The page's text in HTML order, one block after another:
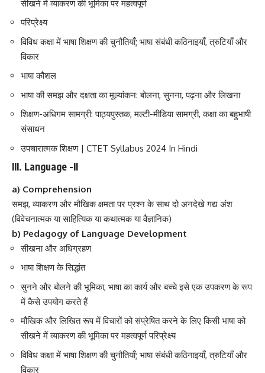
सीखने में व्याकरण की भूमिका पर महत्वपूर्ण
परिप्रेक्ष्य
विविध कक्षा में भाषा शिक्षण की चुनौतियाँ; भाषा संबंधी कठिनाइयाँ, त्रुटियाँ और
विकार
भाषा कौशल
भाषा की समझ और दक्षता का मूल्यांकन: बोलना, सुनना, पढ़ना और लिखना
शिक्षण-अधिगम सामग्री: पाठ्यपुस्तक, मल्टी-मीडिया सामग्री, कक्षा का बहुभाषी
संसाधन
उपचारात्मक शिक्षण | CTET Syllabus 2024 In Hindi
III. Language -II
a) Comprehension
समझ, व्याकरण और मौखिक क्षमता पर प्रश्न के साथ दो अनदेखे गद्य अंश
(विवेचनात्मक या साहित्यिक या कथात्मक या वैज्ञानिक)
b) Pedagogy of Language Development
सीखना और अधिग्रहण
भाषा शिक्षण के सिद्धांत
सुनने और बोलने की भूमिका, भाषा का कार्य और बच्चे इसे एक उपकरण के रूप
में कैसे उपयोग करते हैं
मौखिक और लिखित रूप में विचारों को संप्रेषित करने के लिए किसी भाषा को
सीखने में व्याकरण की भूमिका पर महत्वपूर्ण परिप्रेक्ष्य
विविध कक्षा में भाषा शिक्षण की चुनौतियाँ; भाषा संबंधी कठिनाइयाँ, त्रुटियाँ और
विकार